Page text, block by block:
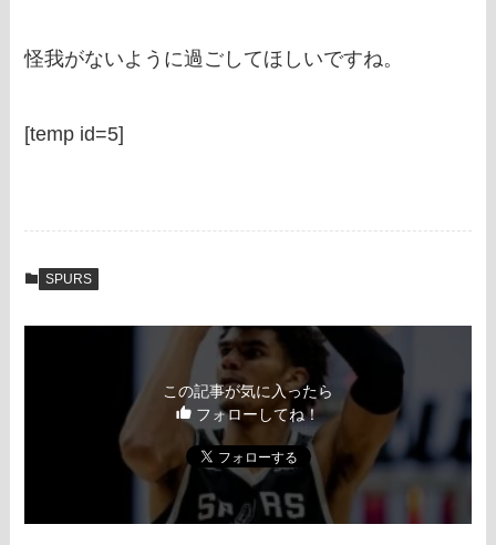
怪我がないように過ごしてほしいですね。
[temp id=5]
SPURS
この記事が気に入ったら
フォローしてね！